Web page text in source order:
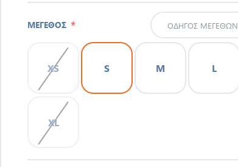
ΜΕΓΕΘΟΣ * ΟΔΗΓΌΣ ΜΕΓΕΘΏΝ
XS S M L
XL